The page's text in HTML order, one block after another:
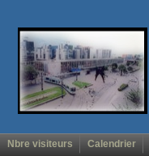
Nbre visiteurs Calendrier